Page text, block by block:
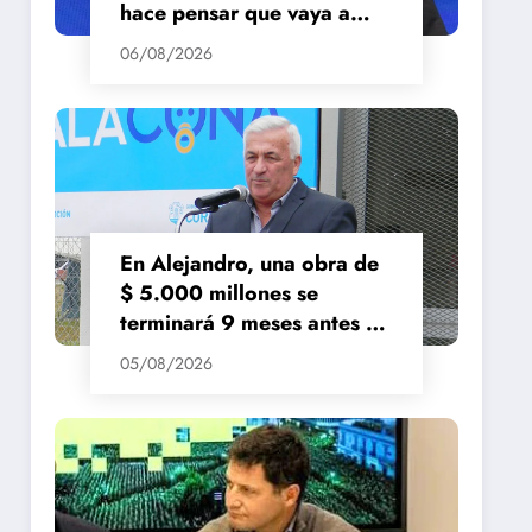
hace pensar que vaya a
repuntar»
06/08/2026
En Alejandro, una obra de
$ 5.000 millones se
terminará 9 meses antes de
lo previsto
05/08/2026